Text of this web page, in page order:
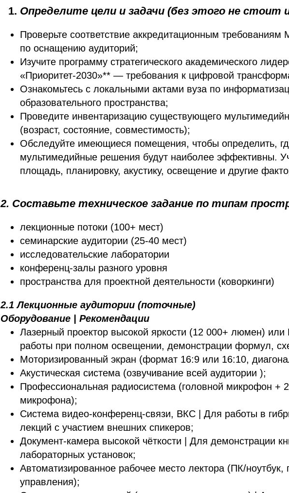
Определите цели и задачи (без этого не стоит
Проверьте соответствие аккредитационным
по оснащению аудиторий;
Изучите программу стратегического академического
«Приоритет-2030»** — требования к цифровой
Ознакомьтесь с локальными актами вуза по
образовательного пространства;
Проведите инвентаризацию существующего
(возраст, состояние, совместимость);
Обследуйте имеющиеся помещения, чтобы определить,
мультимедийные решения будут наиболее эффективны.
площадь, планировку, акустику, освещение и другие
2. Составьте техническое задание по типам
лекционные потоки (100+ мест)
семинарские аудитории (25-40 мест)
исследовательские лаборатории
конференц-залы разного уровня
пространства для проектной деятельности (коворкинги)
2.1 Лекционные аудитории (поточные)
Оборудование | Рекомендации
Лазерный проектор высокой яркости (12 000+ люмен) или
работы при полном освещении, демонстрации формул,
Моторизированный экран (формат 16:9 или 16:10,
Акустическая система (озвучивание всей аудитории );
Профессиональная радиосистема (головной микрофон +
микрофона);
Система видео-конференц-связи, ВКС | Для работы в
лекций с участием внешних спикеров;
Документ-камера высокой чёткости | Для демонстрации
лабораторных установок;
Автоматизированное рабочее место лектора (ПК/ноутбук,
управления);